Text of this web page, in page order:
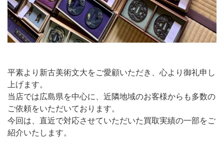
平素より新古美術文大をご愛顧いただき、心より御礼申し
上げます。
当店では広島県を中心に、近隣地域のお客様からも多数の
ご依頼をいただいております。
今回は、直近で対応させていただいた買取実績の一部をご
紹介いたします。